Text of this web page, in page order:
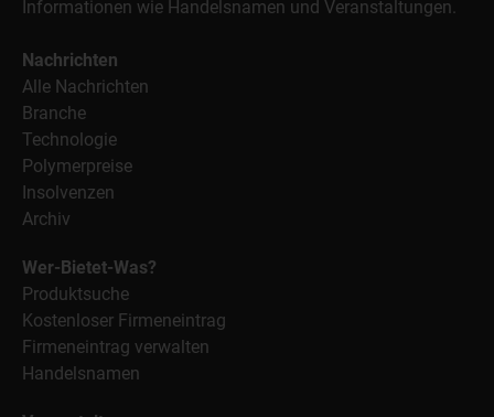
Informationen wie Handelsnamen und Veranstaltungen.
Nachrichten
Alle Nachrichten
Branche
Technologie
Polymerpreise
Insolvenzen
Archiv
Wer-Bietet-Was?
Produktsuche
Kostenloser Firmeneintrag
Firmeneintrag verwalten
Handelsnamen